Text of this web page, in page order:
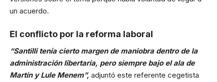
un acuerdo.
El conflicto por la reforma laboral
“Santilli tenía cierto margen de maniobra dentro de la
administración libertaria, pero siempre bajo el ala de
Martín y Lule Menem”, adjuntó este referente cegetista